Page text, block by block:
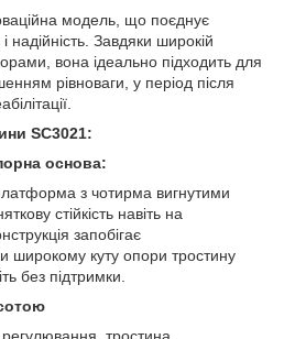
модель, що поєднує
надійність. Завдяки широкій
вона ідеально підходить для
рівноваги, у період після
SC3021:
основа:
з чотирма вигнутими
стійкість навіть на
запобігає
широкому куту опори тростину
без підтримки.
тростина